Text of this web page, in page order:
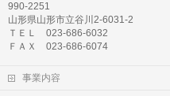
990-2251
山形県山形市立谷川2-6031-2
ＴＥＬ 023-686-6032
ＦＡＸ 023-686-6074
事業内容